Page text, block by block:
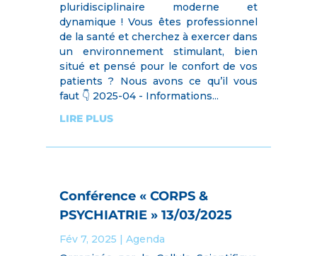
pluridisciplinaire moderne et
dynamique ! Vous êtes professionnel
de la santé et cherchez à exercer dans
un environnement stimulant, bien
situé et pensé pour le confort de vos
patients ? Nous avons ce qu’il vous
faut 👇 2025-04 - Informations...
LIRE PLUS
Conférence « CORPS &
PSYCHIATRIE » 13/03/2025
Fév 7, 2025 | Agenda